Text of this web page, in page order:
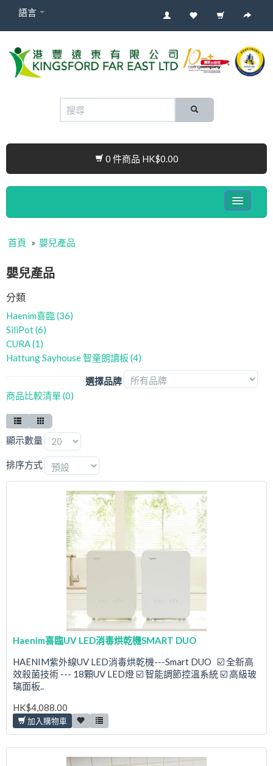
語言
0 件商品 HK$0.00
嬰兒產品
Cura Connect
樂齡科技產品
產品保用登記
首頁 » 嬰兒產品
嬰兒產品
分類
Haenim喜臨 (36)
SiliPot (6)
CURA (1)
Hattung Sayhouse 智童朗讀板 (4)
選擇品牌
商品比較清單 (0)
顯示數量
排序方式
Haenim喜臨UV LED消毒烘乾機SMART DUO
HAENIM紫外線UV LED消毒烘乾機---Smart DUO ☑️ 全新高
效殺菌技術 --- 18顆UV LED燈 ☑️ 智能調節控溫系統 ☑️ 高級玻
璃面板..
HK$4,088.00
加入購物車